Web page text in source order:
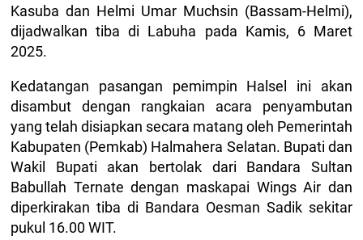
Kasuba dan Helmi Umar Muchsin (Bassam-Helmi),
dijadwalkan tiba di Labuha pada Kamis, 6 Maret
2025.
Kedatangan pasangan pemimpin Halsel ini akan
disambut dengan rangkaian acara penyambutan
yang telah disiapkan secara matang oleh Pemerintah
Kabupaten (Pemkab) Halmahera Selatan. Bupati dan
Wakil Bupati akan bertolak dari Bandara Sultan
Babullah Ternate dengan maskapai Wings Air dan
diperkirakan tiba di Bandara Oesman Sadik sekitar
pukul 16.00 WIT.